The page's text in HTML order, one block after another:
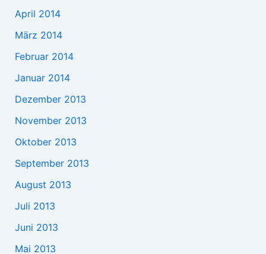
April 2014
März 2014
Februar 2014
Januar 2014
Dezember 2013
November 2013
Oktober 2013
September 2013
August 2013
Juli 2013
Juni 2013
Mai 2013